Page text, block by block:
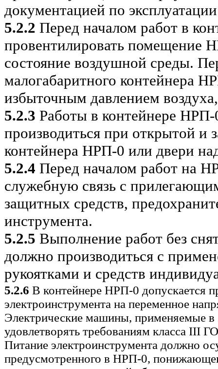
документацией по
5.2.2 Перед началом работ в
провентилировать помещение
состояние воздушной среды.
малогабаритного контейнера
избыточным давлением
5.2.3 Работы в контейнере
производиться при открытой
контейнера НРП-0 или двери
5.2.4 Перед началом работ на
служебную связь с
защитных средств,
инструмента.
5.2.5 Выполнение работ без
должно производиться с
рукоятками и средств
5.2.6 В контейнере НРП-0 допускается
электроинструмента на переменное
Электрические машины, применяемые в
удовлетворять требованиям класса III
Питание электроинструмента должно
предусмотренного в НРП-0,